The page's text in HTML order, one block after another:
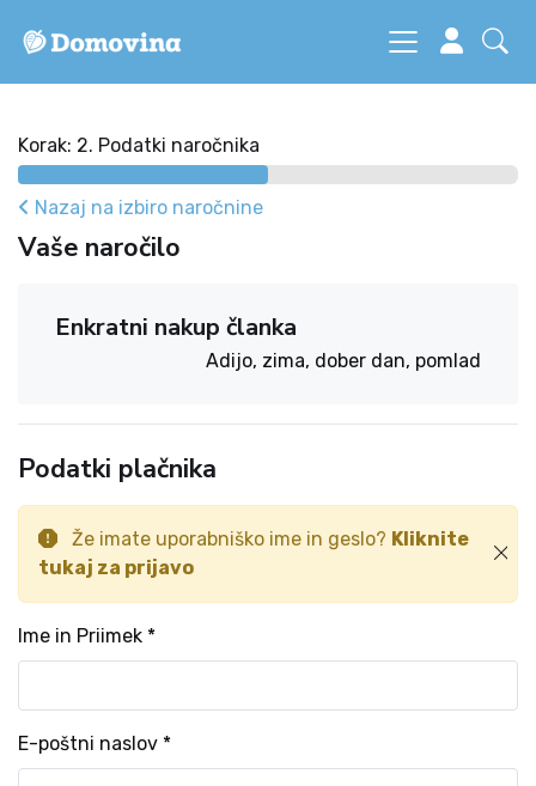
Korak: 2. Podatki naročnika
Nazaj na izbiro naročnine
Vaše naročilo
Enkratni nakup članka
Adijo, zima, dober dan, pomlad
Podatki plačnika
Že imate uporabniško ime in geslo? Kliknite
tukaj za prijavo
Ime in Priimek *
E-poštni naslov *